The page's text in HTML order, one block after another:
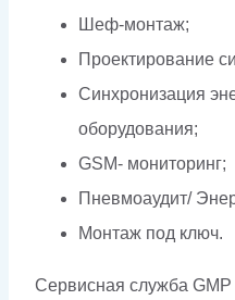
Шеф-монтаж;
Проектирование
Синхронизация
оборудования;
GSM- мониторинг;
Пневмоаудит/
Монтаж под ключ.
Сервисная служба